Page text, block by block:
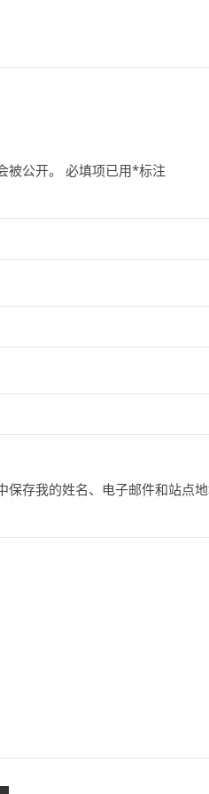
被公开。 必填项已用*标注
保存我的姓名、电子邮件和站点